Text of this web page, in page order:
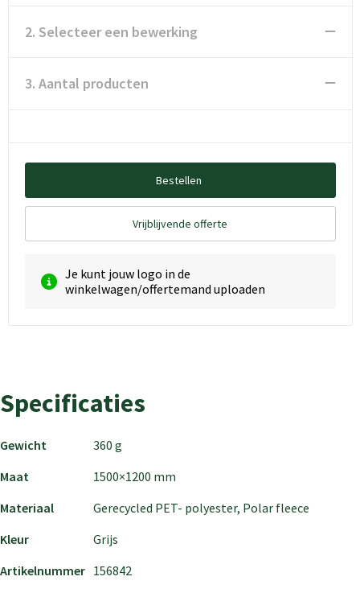
2. Selecteer een bewerking
3. Aantal producten
Bestellen
Vrijblijvende offerte
Je kunt jouw logo in de
winkelwagen/offertemand uploaden
Specificaties
Gewicht
360 g
Maat
1500×1200 mm
Materiaal
Gerecycled PET- polyester, Polar fleece
Kleur
Grijs
Artikelnummer 156842